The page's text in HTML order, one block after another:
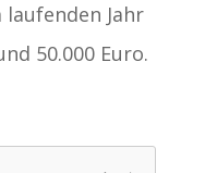
Jahr
50.000 Euro.